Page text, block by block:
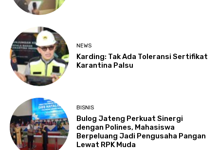
NEWS
Karding: Tak Ada Toleransi Sertifikat
Karantina Palsu
BISNIS
Bulog Jateng Perkuat Sinergi
dengan Polines, Mahasiswa
Berpeluang Jadi Pengusaha Pangan
Lewat RPK Muda